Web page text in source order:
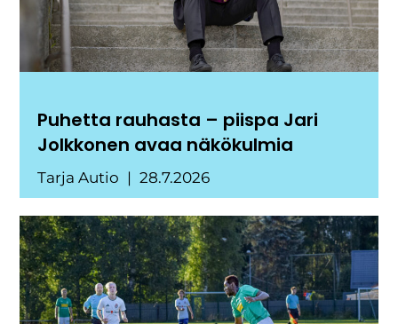
Puhetta rauhasta – piispa Jari
Jolkkonen avaa näkökulmia
Tarja Autio 28.7.2026